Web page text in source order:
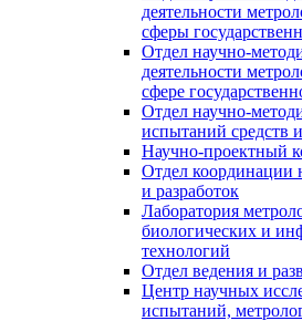
деятельности
сферы
Отдел научно-
деятельности
сфере
Отдел научно-
испытаний средств
Научно-проектный
Отдел координации
и разработок
Лаборатория
биологических и
технологий
Отдел ведения и
Центр научных
испытаний,